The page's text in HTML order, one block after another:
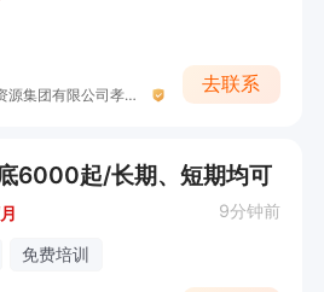
湖北风行楚中人力资源集团有限公司孝感分公司
去联系
6000起/长期、短期均可
9分钟前
免费培训